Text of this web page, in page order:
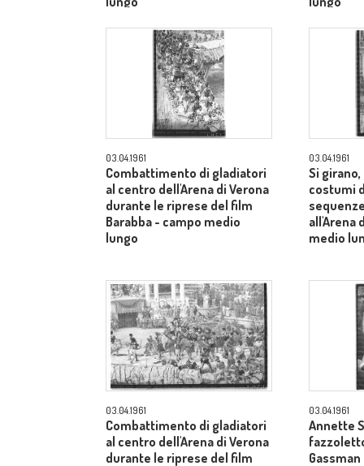
03.04.1961
Combattimento di gladiatori
al centro dell'Arena di Verona
durante le riprese del film
Barabba - campo medio
lungo
03.04.1961
Si
costumi
all'Arena
medio
03.04.1961
Combattimento di gladiatori
al centro dell'Arena di Verona
durante le riprese del film
03.04.1961
Annette